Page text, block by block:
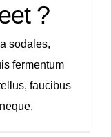
?
sodales,
fermentum
faucibus